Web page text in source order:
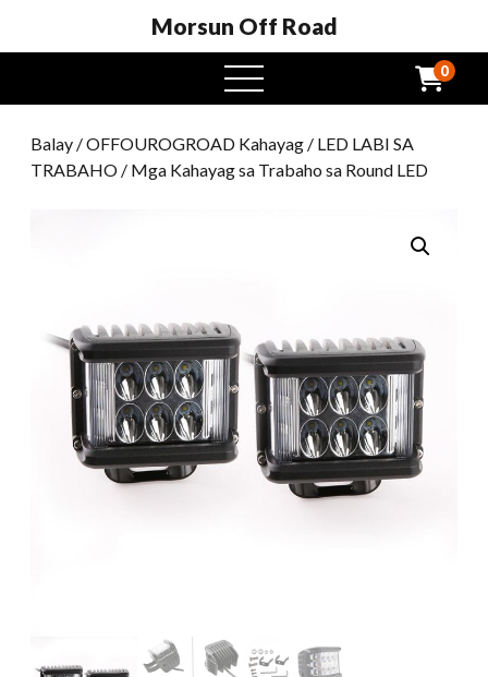
Morsun Off Road
Open
Menu
0
Balay /OFFOUROGROAD Kahayag / LED LABI SA
TRABAHO / Mga Kahayag sa Trabaho sa Round LED